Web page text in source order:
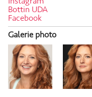
Bottin UDA
Facebook
Galerie photo